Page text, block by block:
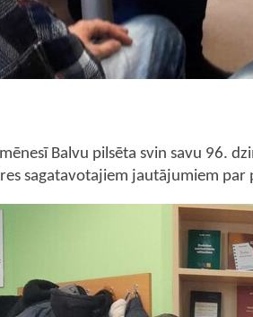
Balvu pilsēta svin savu 96.
sagatavotajiem jautājumiem par